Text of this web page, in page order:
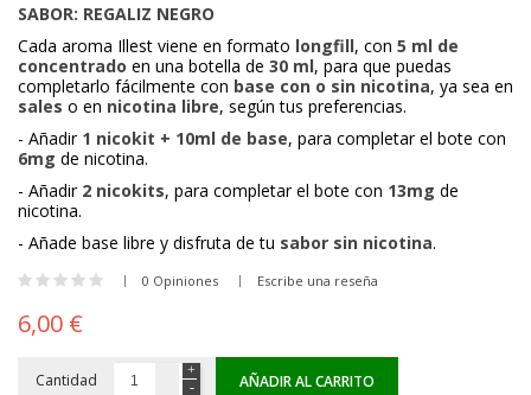
SABOR: REGALIZ NEGRO
Cada aroma Illest viene en formato longfill, con 5 ml de
concentrado en una botella de 30 ml, para que puedas
completarlo fácilmente con base con o sin nicotina, ya sea en
sales o en nicotina libre, según tus preferencias.
- Añadir 1 nicokit + 10ml de base, para completar el bote con
6mg de nicotina.
- Añadir 2 nicokits, para completar el bote con 13mg de
nicotina.
- Añade base libre y disfruta de tu sabor sin nicotina.
0 Opiniones Escribe una reseña
6,00 €
Cantidad AÑADIR AL CARRITO